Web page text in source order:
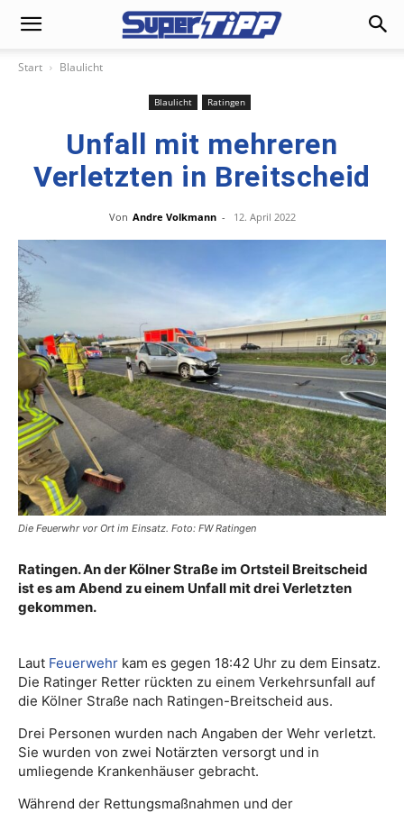
Start Blaulicht
Blaulicht Ratingen
Unfall mit mehreren
Verletzten in Breitscheid
Von Andre Volkmann - 12. April 2022
Die Feuerwhr vor Ort im Einsatz. Foto: FW Ratingen
Ratingen. An der Kölner Straße im Ortsteil Breitscheid
ist es am Abend zu einem Unfall mit drei Verletzten
gekommen.
Laut Feuerwehr kam es gegen 18:42 Uhr zu dem Einsatz.
Die Ratinger Retter rückten zu einem Verkehrsunfall auf
die Kölner Straße nach Ratingen-Breitscheid aus.
Drei Personen wurden nach Angaben der Wehr verletzt.
Sie wurden von zwei Notärzten versorgt und in
umliegende Krankenhäuser gebracht.
Während der Rettungsmaßnahmen und der